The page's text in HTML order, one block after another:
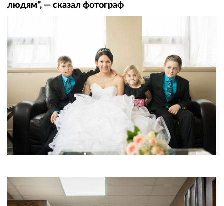
людям", — сказал фотограф